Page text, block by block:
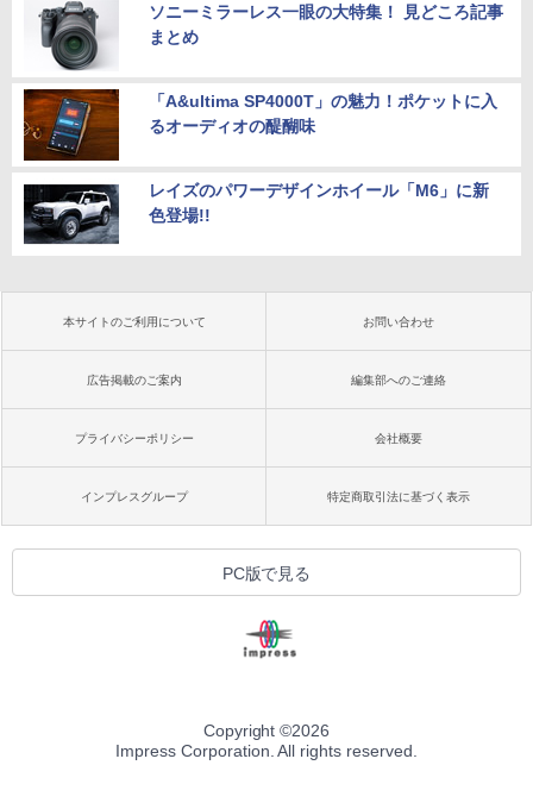
ソニーミラーレス一眼の大特集！ 見どころ記事
まとめ
「A&ultima SP4000T」の魅力！ポケットに入
るオーディオの醍醐味
レイズのパワーデザインホイール「M6」に新
色登場!!
本サイトのご利用について お問い合わせ
広告掲載のご案内 編集部へのご連絡
プライバシーポリシー 会社概要
インプレスグループ 特定商取引法に基づく表示
PC版で見る
Copyright ©2026
Impress Corporation. All rights reserved.